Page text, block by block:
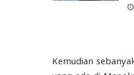
Kemudian